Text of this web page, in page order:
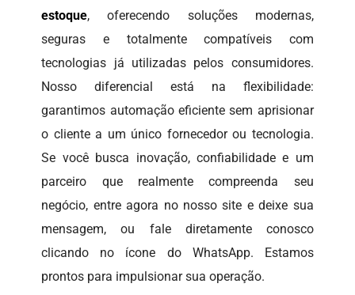
estoque, oferecendo soluções modernas,
seguras e totalmente compatíveis com
tecnologias já utilizadas pelos consumidores.
Nosso diferencial está na flexibilidade:
garantimos automação eficiente sem aprisionar
o cliente a um único fornecedor ou tecnologia.
Se você busca inovação, confiabilidade e um
parceiro que realmente compreenda seu
negócio, entre agora no nosso site e deixe sua
mensagem, ou fale diretamente conosco
clicando no ícone do WhatsApp. Estamos
prontos para impulsionar sua operação.